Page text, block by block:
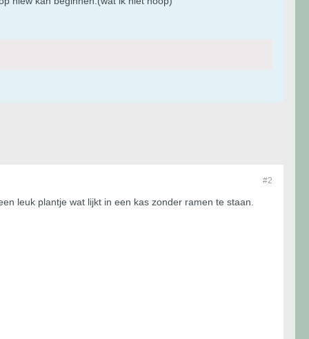
#2
leuk plantje wat lijkt in een kas zonder ramen te staan.